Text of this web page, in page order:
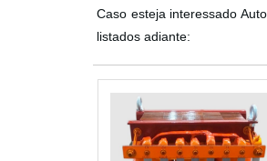
Caso esteja interessado
listados adiante: